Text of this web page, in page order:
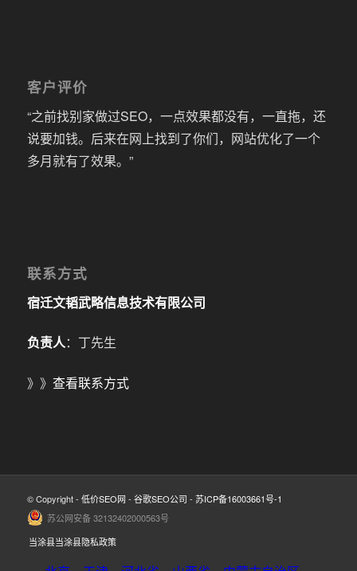
客户评价
“之前找别家做过SEO，一点效果都没有，一直拖，还
说要加钱。后来在网上找到了你们，网站优化了一个
多月就有了效果。”
联系方式
宿迁文韬武略信息技术有限公司
负责人：丁先生
》》 查看联系方式
© Copyright - 低价SEO网 - 谷歌SEO公司 - 苏ICP备16003661号-1
苏公网安备 32132402000563号
当涂县当涂县隐私政策